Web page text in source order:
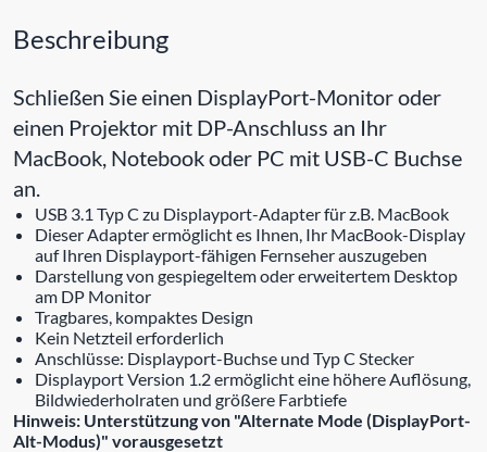
Beschreibung
Schließen Sie einen DisplayPort-Monitor oder
einen Projektor mit DP-Anschluss an Ihr
MacBook, Notebook oder PC mit USB-C Buchse
an.
USB 3.1 Typ C zu Displayport-Adapter für z.B. MacBook
Dieser Adapter ermöglicht es Ihnen, Ihr MacBook-Display
auf Ihren Displayport-fähigen Fernseher auszugeben
Darstellung von gespiegeltem oder erweitertem Desktop
am DP Monitor
Tragbares, kompaktes Design
Kein Netzteil erforderlich
Anschlüsse: Displayport-Buchse und Typ C Stecker
Displayport Version 1.2 ermöglicht eine höhere Auflösung,
Bildwiederholraten und größere Farbtiefe
Hinweis: Unterstützung von "Alternate Mode (DisplayPort-
Alt-Modus)" vorausgesetzt